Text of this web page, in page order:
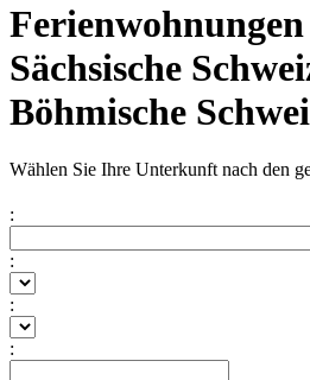
Sächsische
Böhmische
Wählen Sie Ihre Unterkunft nach den
:
:
:
: